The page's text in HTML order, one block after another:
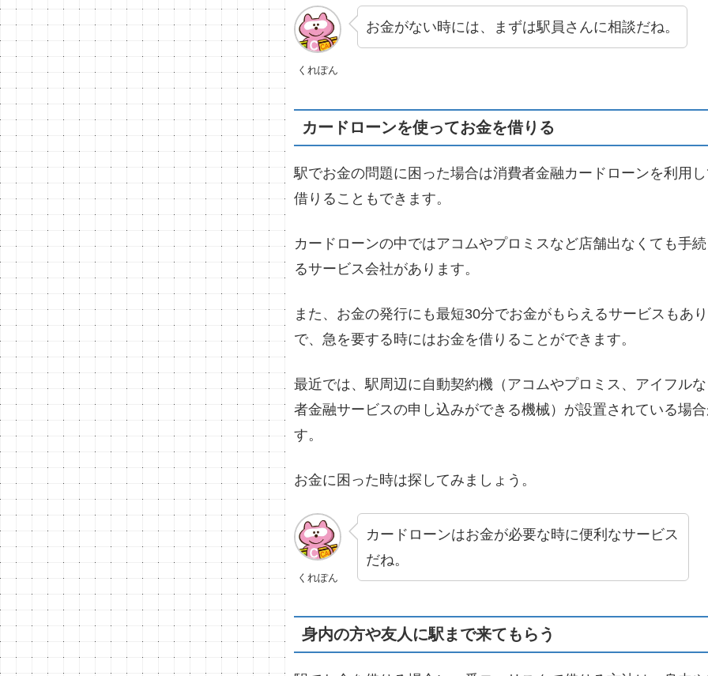
くれぽん
お金がない時には、まずは駅員さんに相談だね。
カードローンを使ってお金を借りる
駅でお金の問題に困った場合は消費者金融カードローンを利用
借りることもできます。
カードローンの中ではアコムやプロミスなど店舗出なくても手
るサービス会社があります。
また、お金の発行にも最短30分でお金がもらえるサービスもあ
で、急を要する時にはお金を借りることができます。
最近では、駅周辺に自動契約機（アコムやプロミス、アイフル
者金融サービスの申し込みができる機械）が設置されている場
す。
お金に困った時は探してみましょう。
くれぽん
カードローンはお金が必要な時に便利なサービス
だね。
身内の方や友人に駅まで来てもらう